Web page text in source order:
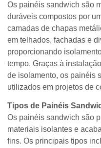
Os painéis sandwich são
duráveis compostos por
camadas de chapas
em telhados, fachadas e
proporcionando
tempo. Graças à
de isolamento, os painéis
utilizados em projetos de
Tipos de Painéis
Os painéis sandwich são
materiais isolantes e
fins. Os principais tipos